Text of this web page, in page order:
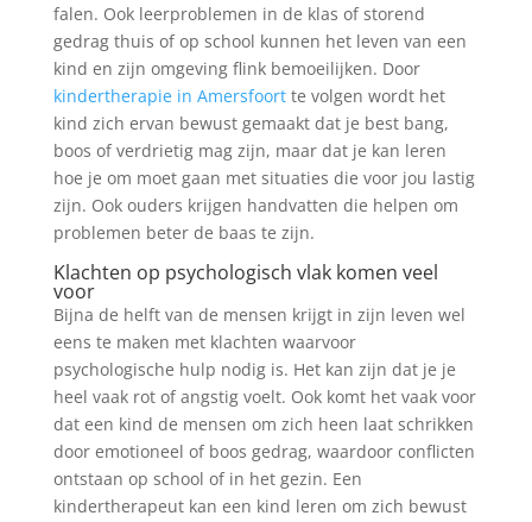
falen. Ook leerproblemen in de klas of storend
gedrag thuis of op school kunnen het leven van een
kind en zijn omgeving flink bemoeilijken. Door
kindertherapie in Amersfoortte volgen wordt het
kind zich ervan bewust gemaakt dat je best bang,
boos of verdrietig mag zijn, maar dat je kan leren
hoe je om moet gaan met situaties die voor jou lastig
zijn. Ook ouders krijgen handvatten die helpen om
problemen beter de baas te zijn.
Klachten op psychologisch vlak komen veel
voor
Bijna de helft van de mensen krijgt in zijn leven wel
eens te maken met klachten waarvoor
psychologische hulp nodig is. Het kan zijn dat je je
heel vaak rot of angstig voelt. Ook komt het vaak voor
dat een kind de mensen om zich heen laat schrikken
door emotioneel of boos gedrag, waardoor conflicten
ontstaan op school of in het gezin. Een
kindertherapeut kan een kind leren om zich bewust